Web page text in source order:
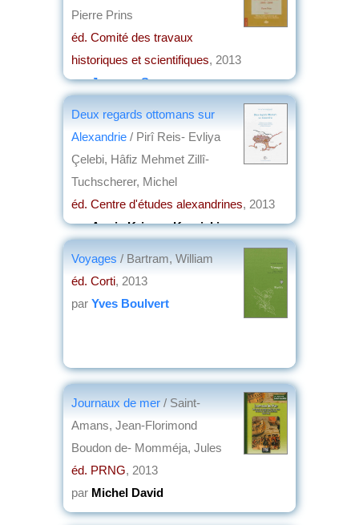
Pierre Prins
éd. Comité des travaux
historiques et scientifiques, 2013
parJacques Serre
Deux regards ottomans sur
Alexandrie / Pirî Reis- Evliya
Çelebi, Hâfiz Mehmet Zillî-
Tuchscherer, Michel
éd. Centre d'études alexandrines, 2013
parAnnie Krieger-Krynicki
Voyages / Bartram, William
éd. Corti, 2013
par Yves Boulvert
Journaux de mer / Saint-
Amans, Jean-Florimond
Boudon de- Momméja, Jules
éd. PRNG, 2013
par Michel David